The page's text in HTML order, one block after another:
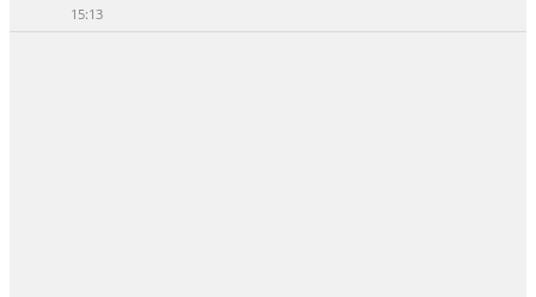
15:13